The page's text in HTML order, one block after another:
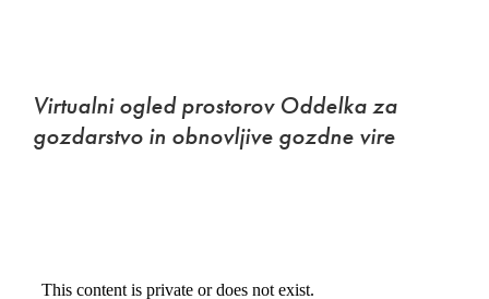
Virtualni ogled prostorov Oddelka za
gozdarstvo in obnovljive gozdne vire